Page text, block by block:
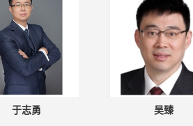
于志勇 吴臻